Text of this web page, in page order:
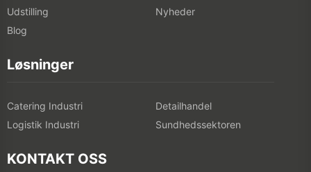
Udstilling
Nyheder
Blog
Løsninger
Catering Industri
Detailhandel
Logistik Industri
Sundhedssektoren
KONTAKT OSS